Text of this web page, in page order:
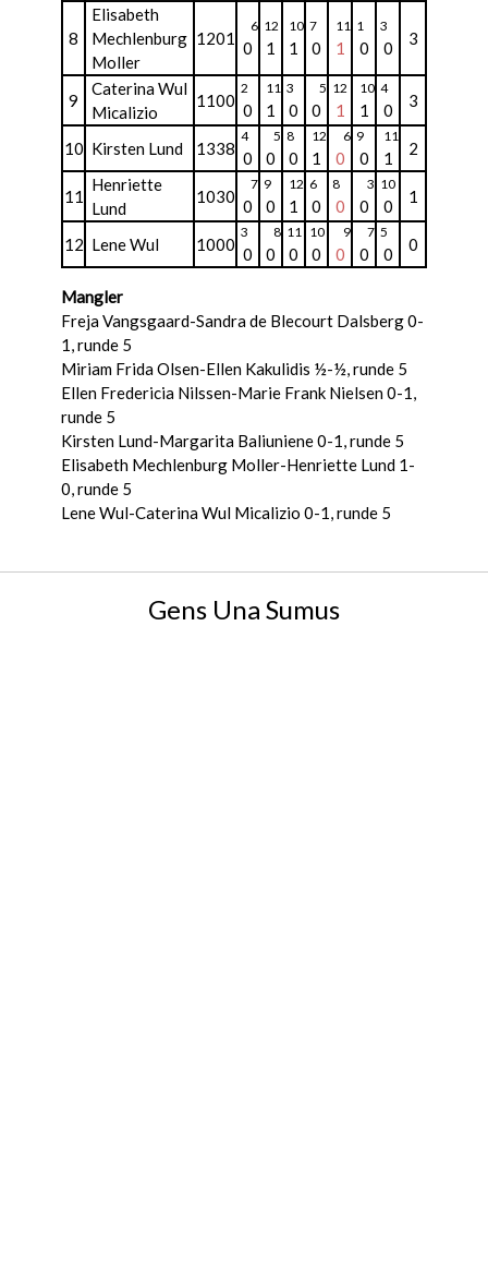
8
Elisabeth
Mechlenburg
Moller
1201
6
0
12
1
10
1
7
0
11
1
1
0
3
0 3
9
Caterina Wul
Micalizio
1100
2
0
11
1
3
0
5
0
12
1
10
1
4
0 3
10 Kirsten Lund 1338
4
0
5
0
8
0
12
1
6
0
9
0
11
1 2
11
Henriette
Lund
1030
7
0
9
0
12
1
6
0
8
0
3
0
10
0 1
12 Lene Wul 1000
3
0
8
0
11
0
10
0
9
0
7
0
5
0 0
Mangler
Freja Vangsgaard-Sandra de Blecourt Dalsberg 0-
1, runde 5
Miriam Frida Olsen-Ellen Kakulidis ½-½, runde 5
Ellen Fredericia Nilssen-Marie Frank Nielsen 0-1,
runde 5
Kirsten Lund-Margarita Baliuniene 0-1, runde 5
Elisabeth Mechlenburg Moller-Henriette Lund 1-
0, runde 5
Lene Wul-Caterina Wul Micalizio 0-1, runde 5
Gens Una Sumus